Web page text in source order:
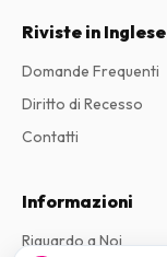
Riviste in Inglese
Domande Frequenti
Diritto di Recesso
Contatti
Informazioni
Riguardo a Noi